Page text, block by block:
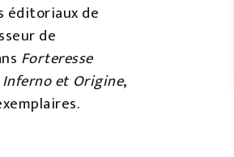
éditoriaux de
de
Forteresse
Inferno et Origine,